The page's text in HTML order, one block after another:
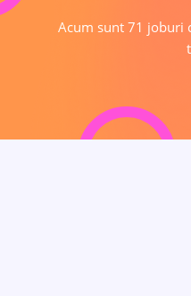
Acum sunt 71 joburi